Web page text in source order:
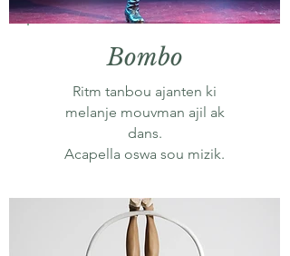
Bombo
Ritm tanbou ajanten ki
melanje mouvman ajil ak
dans.
Acapella oswa sou mizik.